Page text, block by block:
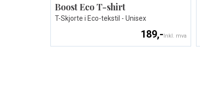
Boost Eco T-shirt
T-Skjorte i Eco-tekstil - Unisex
189,-Inkl. mva